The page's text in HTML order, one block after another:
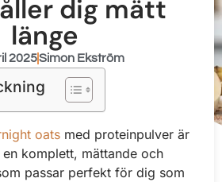
dig mätt
länge
2025Simon Ekström
oats med proteinpulver är
komplett, mättande och
passar perfekt för dig som